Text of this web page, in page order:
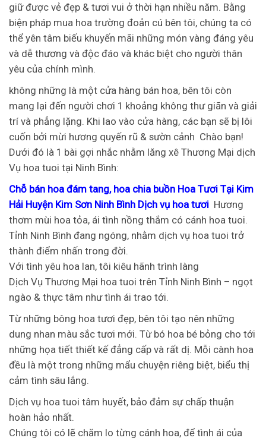
giữ được vẻ đẹp & tươi vui ở thời hạn nhiều năm. Bằng
biện pháp mua hoa trường đoản cú bên tôi, chúng ta có
thể yên tâm biếu khuyến mãi những món vàng đáng yêu
và dễ thương và độc đáo và khác biệt cho người thân
yêu của chính mình.
không những là một cửa hàng bán hoa, bên tôi còn
mang lại đến người chơi 1 khoảng không thư giãn và giải
trí và phẳng lặng. Khi lao vào cửa hàng, các bạn sẽ bị lôi
cuốn bởi mừi hương quyến rũ & sườn cảnh Chào bạn!
Dưới đó là 1 bài gợi nhắc nhằm lăng xê Thương Mại dịch
Vụ hoa tuoi tại Ninh Bình:
Chỗ bán hoa đám tang, hoa chia buồn Hoa Tươi Tại Kim
Hải Huyện Kim Sơn Ninh Bình Dịch vụ hoa tươi Hương
thơm mùi hoa tỏa, ái tình nồng thắm có cánh hoa tuoi.
Tỉnh Ninh Bình đang ngóng, nhằm dịch vụ hoa tuoi trở
thành điểm nhấn trong đời.
Với tình yêu hoa lan, tôi kiêu hãnh trình làng
Dịch Vụ Thương Mại hoa tuoi trên Tỉnh Ninh Bình – ngọt
ngào & thực tâm như tình ái trao tới.
Từ những bông hoa tươi đẹp, bên tôi tạo nên những
dung nhan màu sắc tươi mới. Từ bó hoa bé bỏng cho tới
những họa tiết thiết kế đẳng cấp và rất dị. Mỗi cành hoa
đều là một trong những mẩu chuyện riêng biệt, biểu thị
cảm tình sâu lắng.
Dịch vụ hoa tuoi tâm huyết, bảo đảm sự chấp thuận
hoàn hảo nhất.
Chúng tôi có lẽ chăm lo từng cánh hoa, để tình ái của